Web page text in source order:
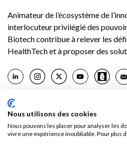
Animateur de l’écosystème de
interlocuteur privilégié des
Biotech contribue à relever les
HealthTech et à proposer des
Politique de confidentialité &
Nous utilisons des cookies
Nous pouvons les placer pour analyser les
vivre une expérience inoubliable. Pour plus